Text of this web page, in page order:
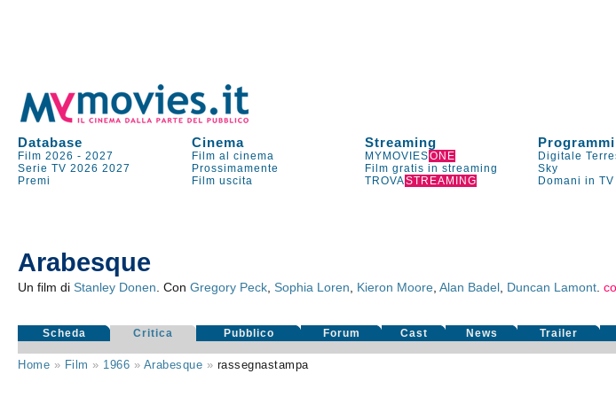
Database Cinema Streaming
Film 2026 -2027 Film al cinema MYMOVIESONE Digitale
Serie TV 2026 2027 Prossimamente Film gratis in streaming Sky
Premi
Film uscita TROVASTREAMING Domani in TV
Arabesque
Un film diStanley Donen . ConGregory Peck ,Sophia Loren Kieron Moore ,Alan Badel Duncan Lamont .
Scheda Critica Pubblico Forum Cast News Trailer
Home » Film » 1966 » Arabesque » rassegnastampa